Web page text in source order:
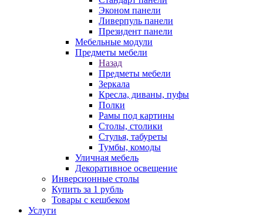
Эконом панели
Ливерпуль панели
Президент панели
Мебельные модули
Предметы мебели
Назад
Предметы мебели
Зеркала
Кресла, диваны, пуфы
Полки
Рамы под картины
Столы, столики
Стулья, табуреты
Тумбы, комоды
Уличная мебель
Декоративное освещение
Инверсионные столы
Купить за 1 рубль
Товары с кешбеком
Услуги